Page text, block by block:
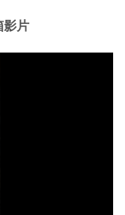
影片